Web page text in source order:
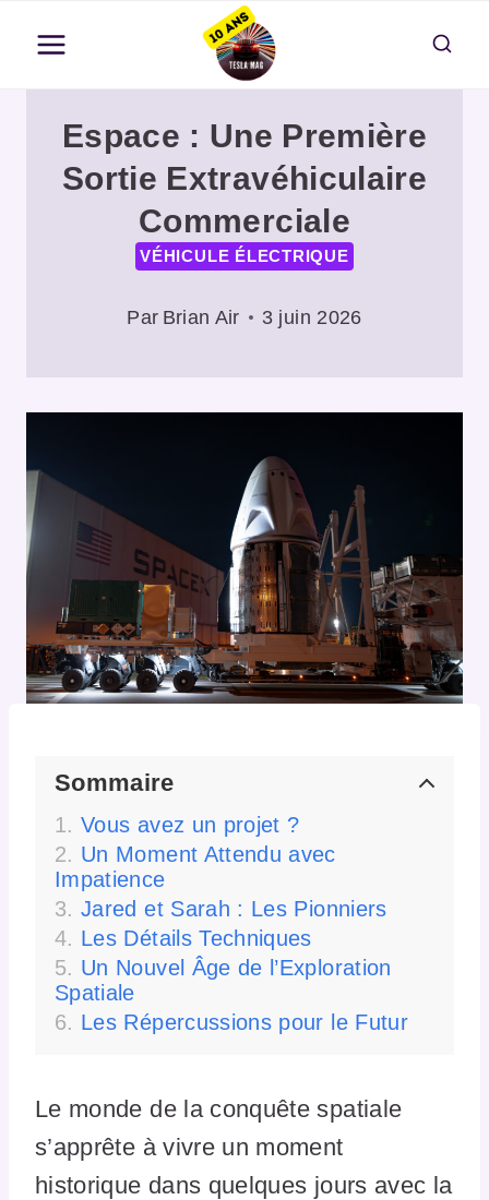
contenu
Espace : Une Première
Sortie Extravéhiculaire
Commerciale
VÉHICULE ÉLECTRIQUE
Par Brian Air 3 juin 2026
Sommaire
Vous avez un projet ?
Un Moment Attendu avec
Impatience
Jared et Sarah : Les Pionniers
Les Détails Techniques
Un Nouvel Âge de l’Exploration
Spatiale
Les Répercussions pour le Futur
Le monde de la conquête spatiale
s’apprête à vivre un moment
historique dans quelques jours avec la